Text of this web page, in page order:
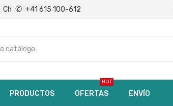
Ch ✆ +41 615 100-612
PRODUCTOS OFERTAS
HOT
ENVÍO